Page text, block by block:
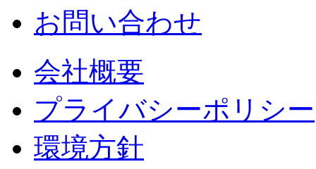
お問い合わせ
会社概要
プライバシーポリシー
環境方針